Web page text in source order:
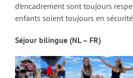
d’encadrement sont toujours
enfants soient toujours en
Séjour bilingue (NL – FR)